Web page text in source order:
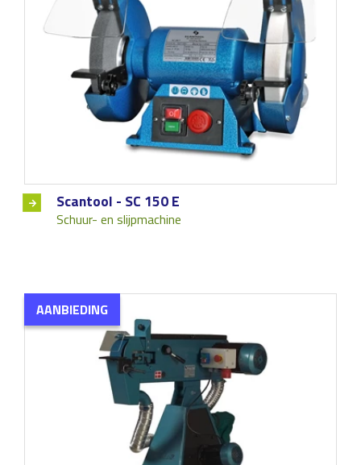
Scantool - SC 150 E
Schuur- en slijpmachine
AANBIEDING